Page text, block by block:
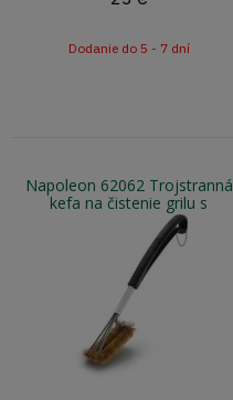
Dodanie do 5 - 7 dní
Napoleon 62062 Trojstranná
kefa na čistenie grilu s
mosadznými štetinami